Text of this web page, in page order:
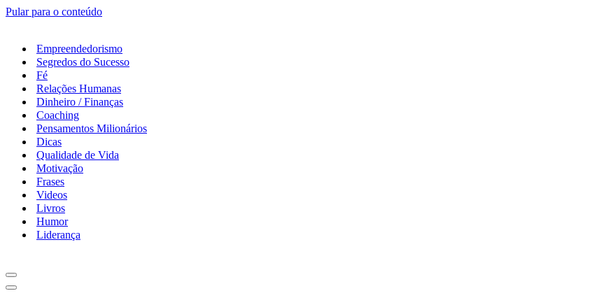
Pular para o conteúdo
Empreendedorismo
Segredos do Sucesso
Fé
Relações Humanas
Dinheiro / Finanças
Coaching
Pensamentos Milionários
Dicas
Qualidade de Vida
Motivação
Frases
Videos
Livros
Humor
Liderança
Menu
de
Menu